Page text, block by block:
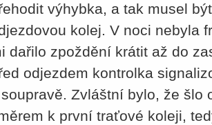
výhybka, a tak musel
kolej. V noci nebyla
dařilo zpoždění krátit až do
odjezdem kontrolka
Zvláštní bylo, že šlo
k první traťové koleji,